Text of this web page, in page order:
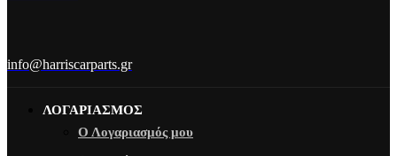
info@harriscarparts.gr
ΛΟΓΑΡΙΑΣΜΟΣ
Ο Λογαριασμός μου